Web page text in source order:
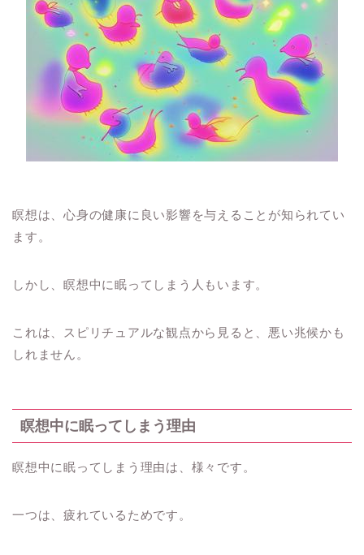
瞑想は、心身の健康に良い影響を与えることが知られてい
ます。
しかし、瞑想中に眠ってしまう人もいます。
これは、スピリチュアルな観点から見ると、悪い兆候かも
しれません。
瞑想中に眠ってしまう理由
瞑想中に眠ってしまう理由は、様々です。
一つは、疲れているためです。